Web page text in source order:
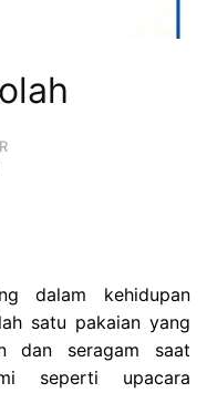
dalam kehidupan
satu pakaian yang
dan seragam saat
seperti upacara